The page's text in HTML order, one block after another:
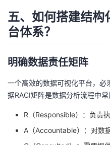
五、如何搭建结构
台体系？
明确数据责任矩阵
一个高效的数据可视化平台，
据RACI矩阵是数据分析流程中常
R（Responsible）：负责
A（Accountable）：对数